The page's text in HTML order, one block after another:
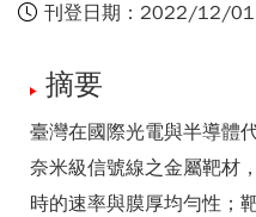
刊登日期：2022/12/01
摘要
臺灣在國際光電與半導體
奈米級信號線之金屬靶材
時的速率與膜厚均勻性；